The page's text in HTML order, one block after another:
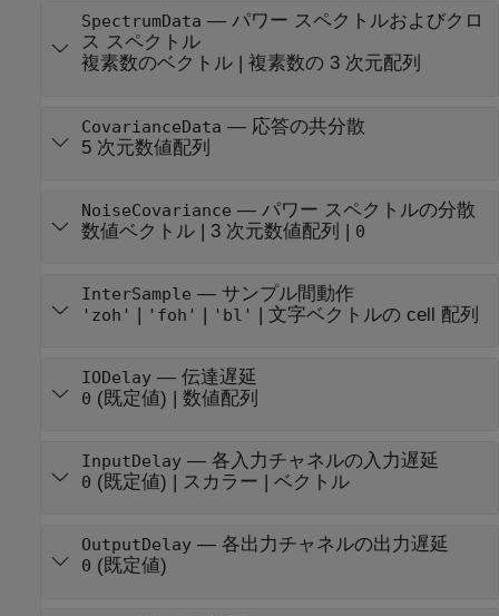
SpectrumData — パワー スペクトルおよびクロ
ス スペクトル
複素数のベクトル| 複素数の 3 次元配列
CovarianceData — 応答の共分散
5 次元数値配列
NoiseCovariance — パワー スペクトルの分散
数値ベクトル| 3 次元数値配列 | 0
InterSample — サンプル間動作
'zoh' | 'foh' | 'bl' | 文字ベクトルの cell 配列
IODelay— 伝達遅延
0 (既定値) | 数値配列
InputDelay— 各入力チャネルの入力遅延
0 (既定値) | スカラー | ベクトル
OutputDelay— 各出力チャネルの出力遅延
0 (既定値)